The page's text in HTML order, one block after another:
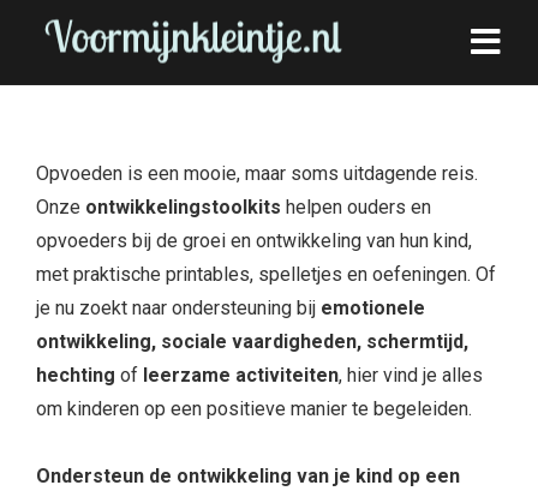
Opvoeden is een mooie, maar soms uitdagende reis.
Onze ontwikkelingstoolkits helpen ouders en
opvoeders bij de groei en ontwikkeling van hun kind,
met praktische printables, spelletjes en oefeningen. Of
je nu zoekt naar ondersteuning bij emotionele
ontwikkeling, sociale vaardigheden, schermtijd,
hechting of leerzame activiteiten, hier vind je alles
om kinderen op een positieve manier te begeleiden.
Ondersteun de ontwikkeling van je kind op een